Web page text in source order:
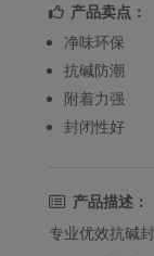
产品卖点：
净味环保
抗碱防潮
附着力强
封闭性好
产品描述：
专业优效抗碱